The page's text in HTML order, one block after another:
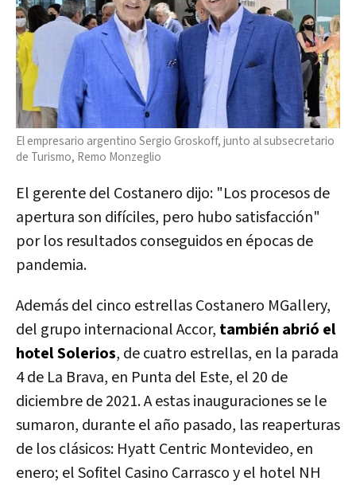
El empresario argentino Sergio Groskoff, junto al subsecretario
de Turismo, Remo Monzeglio
El gerente del Costanero dijo: "Los procesos de
apertura son difíciles, pero hubo satisfacción"
por los resultados conseguidos en épocas de
pandemia.
Además del cinco estrellas Costanero MGallery,
del grupo internacional Accor, también abrió el
hotel Solerios, de cuatro estrellas, en la parada
4 de La Brava, en Punta del Este, el 20 de
diciembre de 2021. A estas inauguraciones se le
sumaron, durante el año pasado, las reaperturas
de los clásicos: Hyatt Centric Montevideo, en
enero; el Sofitel Casino Carrasco y el hotel NH